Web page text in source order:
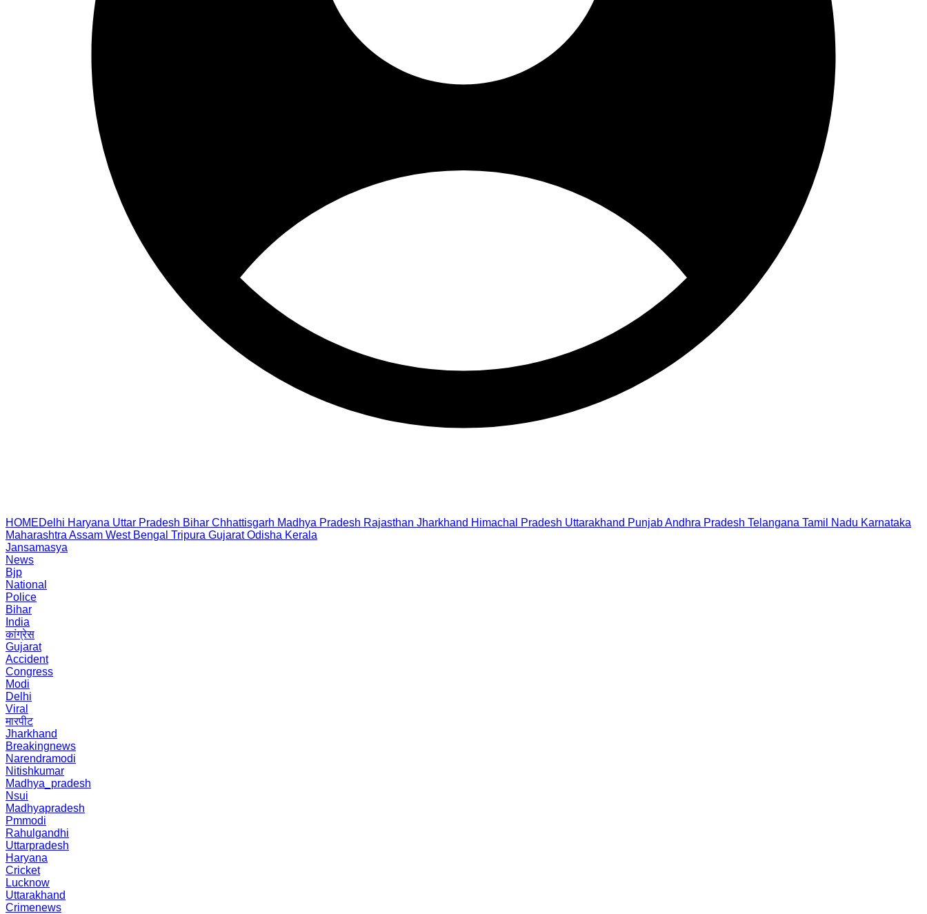
HOMEDelhi Haryana Uttar Pradesh Bihar Chhattisgarh Madhya Pradesh Rajasthan Jharkhand Himachal Pradesh Uttarakhand PunjabAndhra Pradesh Telangana Tamil Nadu Karnataka
Maharashtra Assam West Bengal Tripura Gujarat Odisha Kerala
Jansamasya
News
Bjp
National
Police
Bihar
India
कांग्रेस
Gujarat
Accident
Congress
Modi
Delhi
Viral
मारपीट
Jharkhand
Breakingnews
Narendramodi
Nitishkumar
Madhya_pradesh
Nsui
Madhyapradesh
Pmmodi
Rahulgandhi
Uttarpradesh
Haryana
Cricket
Lucknow
Uttarakhand
Crimenews